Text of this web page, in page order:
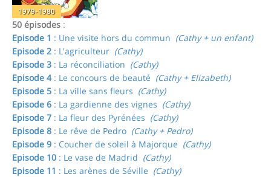
1979-1980
50 épisodes :
Episode 1 : Une visite hors du commun (Cathy + un enfant)
Episode 2 : L'agriculteur (Cathy)
Episode 3 : La réconciliation (Cathy)
Episode 4: Le concours de beauté (Cathy + Elizabeth)
Episode 5 : La ville sans fleurs (Cathy)
Episode 6 : La gardienne des vignes (Cathy)
Episode 7 : La fleur des Pyrénées (Cathy)
Episode 8 : Le rêve de Pedro (Cathy + Pedro)
Episode 9 : Coucher de soleil à Majorque (Cathy)
Episode 10 : Le vase de Madrid (Cathy)
Episode 11 : Les arènes de Séville (Cathy)